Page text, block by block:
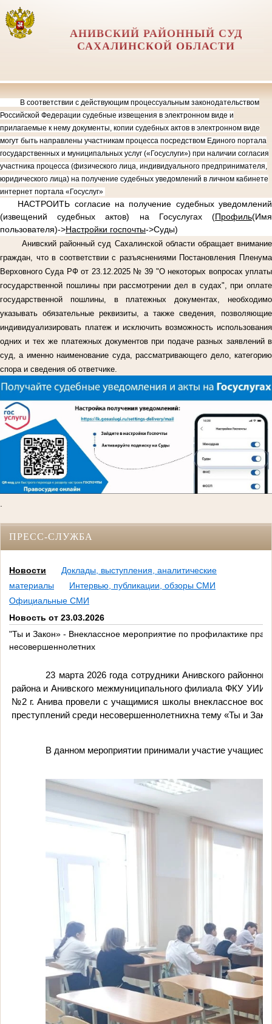
АНИВСКИЙ РАЙОННЫЙ СУД
САХАЛИНСКОЙ ОБЛАСТИ
В соответствии с действующим процессуальным законодательством
Российской Федерации судебные извещения в электронном виде и
прилагаемые к нему документы, копии судебных актов в электронном виде
могут быть направлены участникам процесса посредством Единого портала
государственных и муниципальных услуг («Госуслуги») при наличии согласия
участника процесса (физического лица, индивидуального предпринимателя,
юридического лица) на получение судебных уведомлений в личном кабинете
интернет портала «Госуслуг»
НАСТРОИТЬ согласие на получение судебных уведомлений
(извещений судебных актов) на Госуслугах (Профиль(Имя
пользователя)->Настройки госпочты->Суды)
Анивский районный суд Сахалинской области обращает внимание
граждан, что в соответствии с разъяснениями Постановления Пленума
Верховного Суда РФ от 23.12.2025 № 39 "О некоторых вопросах уплаты
государственной пошлины при рассмотрении дел в судах", при оплате
государственной пошлины, в платежных документах, необходимо
указывать обязательные реквизиты, а также сведения, позволяющие
индивидуализировать платеж и исключить возможность использования
одних и тех же платежных документов при подаче разных заявлений в
суд, а именно наименование суда, рассматривающего дело, категорию
спора и сведения об ответчике.
.
ПРЕСС-СЛУЖБА
Новости
Доклады, выступления, аналитические
материалы
Интервью, публикации, обзоры СМИ
Официальные СМИ
Новость от 23.03.2026
"Ты и Закон» - Внеклассное мероприятие по профилактике
несовершеннолетних
23 марта 2026 года сотрудники Анивского
района и Анивского межмуниципального филиала ФКУ
№2 г. Анива провели с учащимися школы внеклассное
преступлений среди несовершеннолетнихна тему «Ты и
В данном мероприятии принимали участие учащиеся